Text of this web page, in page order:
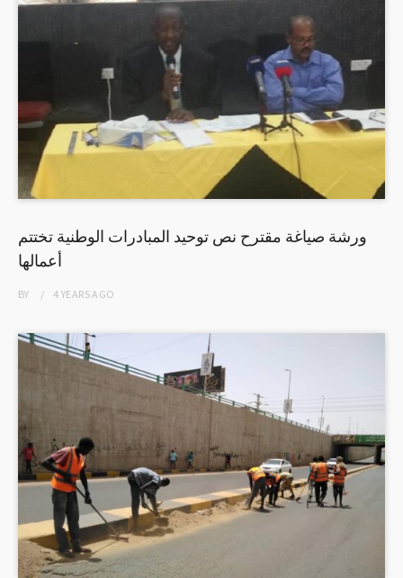
ورشة صياغة مقترح نص توحيد المبادرات الوطنية تختتم
أعمالها
BY 4 YEARSAGO